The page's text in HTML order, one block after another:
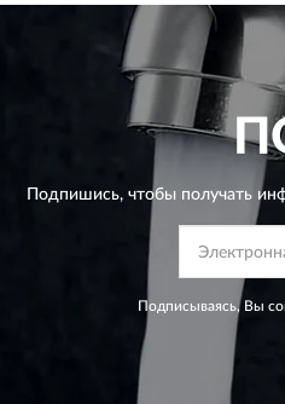
Подпишись, чтобы получать
Подписываясь, Вы